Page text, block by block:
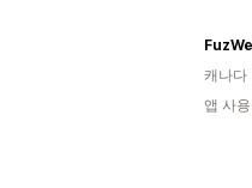
캐나다
앱 사